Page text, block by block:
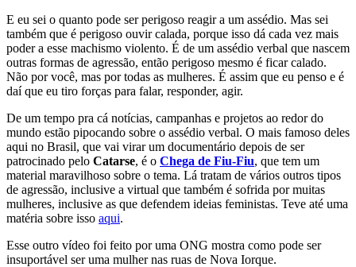
E eu sei o quanto pode ser perigoso reagir a um assédio. Mas sei
também que é perigoso ouvir calada, porque isso dá cada vez mais
poder a esse machismo violento. É de um assédio verbal que nascem
outras formas de agressão, então perigoso mesmo é ficar calado.
Não por você, mas por todas as mulheres. É assim que eu penso e é
daí que eu tiro forças para falar, responder, agir.
De um tempo pra cá notícias, campanhas e projetos ao redor do
mundo estão pipocando sobre o assédio verbal. O mais famoso deles
aqui no Brasil, que vai virar um documentário depois de ser
patrocinado pelo Catarse, é o Chega de Fiu-Fiu, que tem um
material maravilhoso sobre o tema. Lá tratam de vários outros tipos
de agressão, inclusive a virtual que também é sofrida por muitas
mulheres, inclusive as que defendem ideias feministas. Teve até uma
matéria sobre isso aqui.
Esse outro vídeo foi feito por uma ONG mostra como pode ser
insuportável ser uma mulher nas ruas de Nova Iorque.